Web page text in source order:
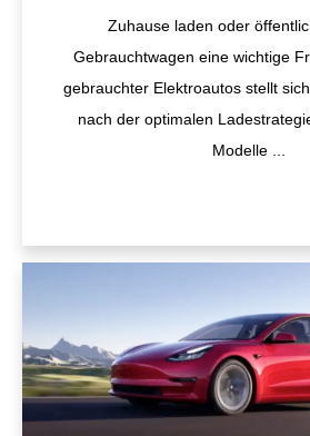
Zuhause laden oder
Gebrauchtwagen eine wichtige
gebrauchter Elektroautos stellt
nach der optimalen
Modelle